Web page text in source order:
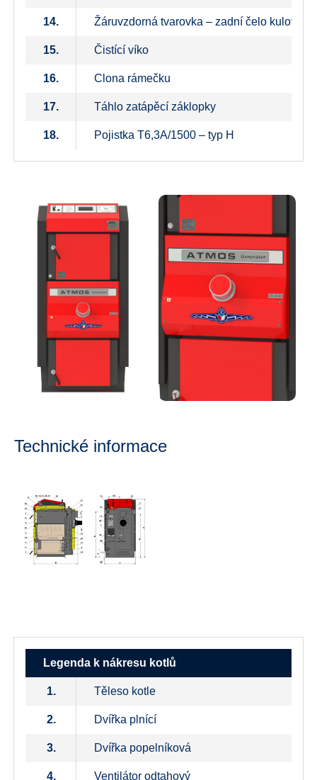
14. Žáruvzdorná tvarovka – zadní čelo
15. Čistící víko
16. Clona rámečku
17. Táhlo zatápěcí záklopky
18. Pojistka T6,3A/1500 – typ H
Technické informace
Legenda k nákresu kotlů
1. Těleso kotle
2. Dvířka plnící
3. Dvířka popelníková
4. Ventilátor odtahový